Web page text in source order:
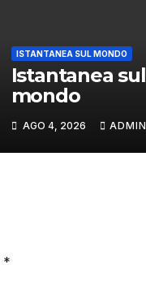
ISTANTANEA SUL MONDO
Istantanea sul
mondo
AGO 4, 2026 ADMIN
*